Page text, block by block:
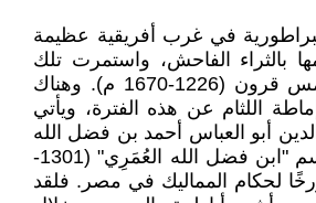
في غرب أفريقية عظيمة
بالثراء الفاحش، واستمرت تلك
الإمبراطورية نحو خمس قرون (1226-1670 م). وهناك
اللثام عن هذه الفترة، ويأتي
أبو العباس أحمد بن فضل الله
العُمَرِي" المشهور باسم "ابن فضل الله العُمَرِي" (1301-
لحكام المماليك في مصر. فلقد